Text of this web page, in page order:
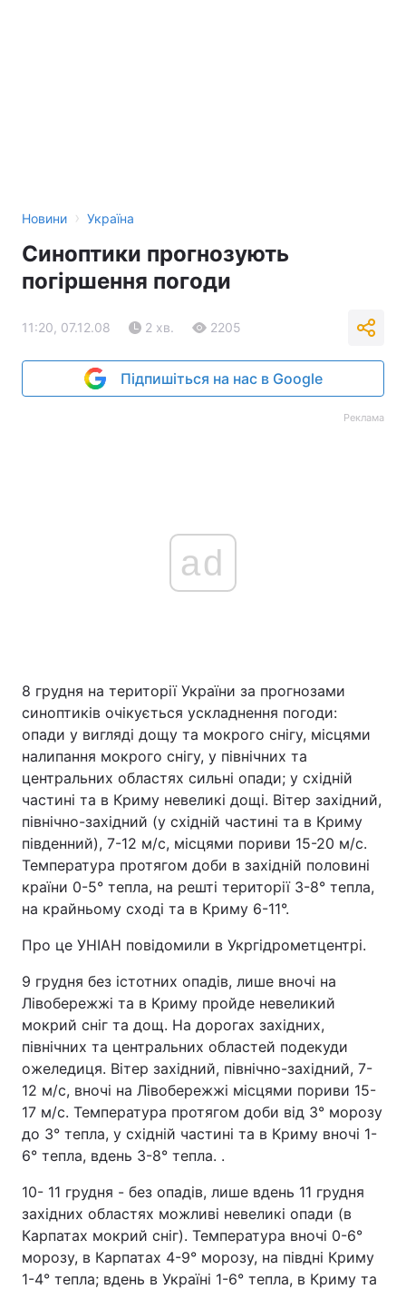
Новини › Україна
Синоптики прогнозують
погіршення погоди
11:20, 07.12.08 2 хв. 2205
Підпишіться на нас в Google
Реклама
ad
8 грудня на території України за прогнозами
синоптиків очікується ускладнення погоди:
опади у вигляді дощу та мокрого снігу, місцями
налипання мокрого снігу, у північних та
центральних областях сильні опади; у східній
частині та в Криму невеликі дощі. Вітер західний,
північно-західний (у східній частині та в Криму
південний), 7-12 м/с, місцями пориви 15-20 м/с.
Температура протягом доби в західній половині
країни 0-5° тепла, на решті території 3-8° тепла,
на крайньому сході та в Криму 6-11°.
Про це УНІАН повідомили в Укргідрометцентрі.
9 грудня без істотних опадів, лише вночі на
Лівобережжі та в Криму пройде невеликий
мокрий сніг та дощ. На дорогах західних,
північних та центральних областей подекуди
ожеледиця. Вітер західний, північно-західний, 7-
12 м/с, вночі на Лівобережжі місцями пориви 15-
17 м/с. Температура протягом доби від 3° морозу
до 3° тепла, у східній частині та в Криму вночі 1-
6° тепла, вдень 3-8° тепла. .
10- 11 грудня - без опадів, лише вдень 11 грудня
західних областях можливі невеликі опади (в
Карпатах мокрий сніг). Температура вночі 0-6°
морозу, в Карпатах 4-9° морозу, на півдні Криму
1-4° тепла; вдень в Україні 1-6° тепла, в Криму та